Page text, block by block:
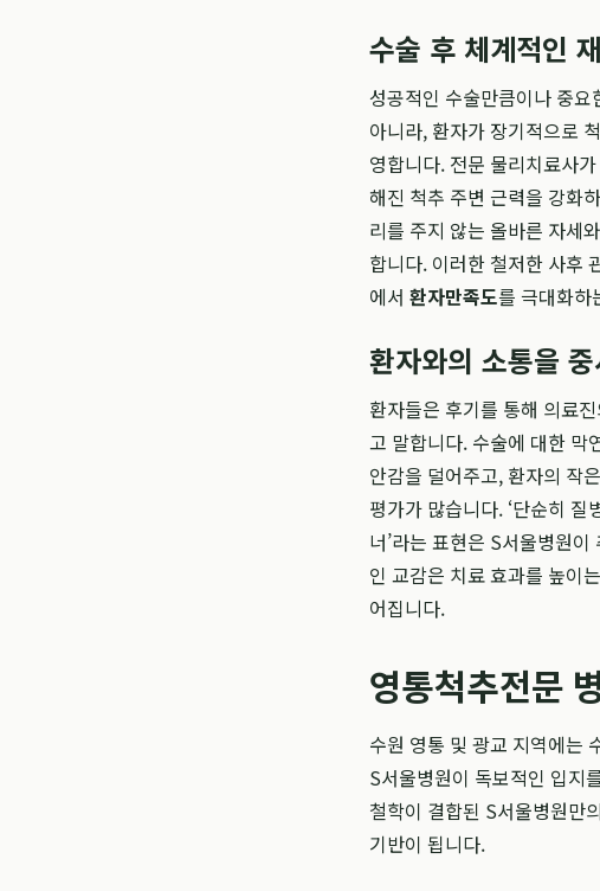
수술 후 체계적인
성공적인 수술만큼이나 중
아니라, 환자가 장기적으로
영합니다. 전문 물리치료사
해진 척추 주변 근력을 강화
리를 주지 않는 올바른 자세
합니다. 이러한 철저한 사후
에서 환자만족도를 극대화하
환자와의 소통을
환자들은 후기를 통해 의료
고 말합니다. 수술에 대한 막
안감을 덜어주고, 환자의 작
평가가 많습니다. ‘단순히
너’라는 표현은 S서울병원
인 교감은 치료 효과를 높이
어집니다.
영통척추전문
수원 영통 및 광교 지역에는
S서울병원이 독보적인 입지
철학이 결합된 S서울병원만
기반이 됩니다.